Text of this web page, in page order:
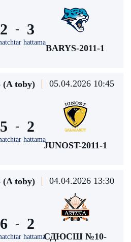
2 -
hattama
3
BARYS-2011-1
(A toby) 05.04.2026 10:45
5 -
hattama
2
JUNOST-2011-1
(A toby) 04.04.2026 13:30
6 -
hattama
2
СДЮСШ №10-